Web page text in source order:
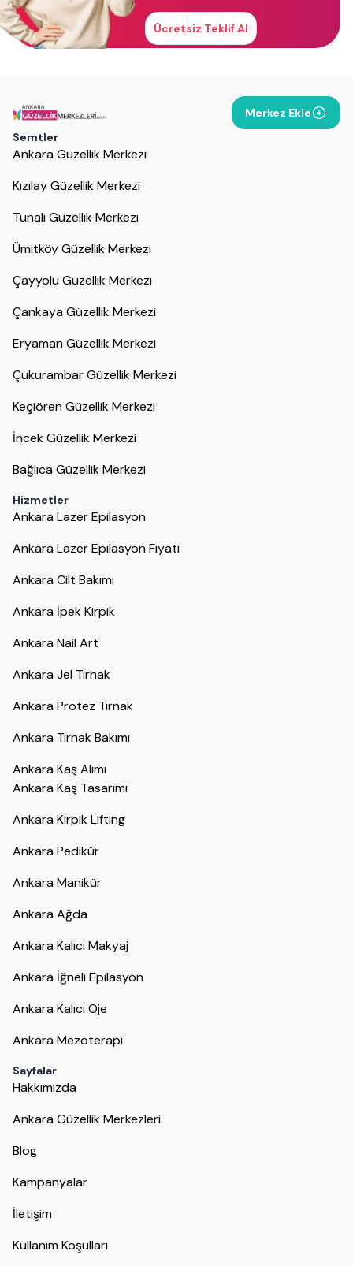
Ücretsiz Teklif Al
Merkez Ekle
Semtler
Ankara Güzellik Merkezi
Kızılay Güzellik Merkezi
Tunalı Güzellik Merkezi
Ümitköy Güzellik Merkezi
Çayyolu Güzellik Merkezi
Çankaya Güzellik Merkezi
Eryaman Güzellik Merkezi
Çukurambar Güzellik Merkezi
Keçiören Güzellik Merkezi
İncek Güzellik Merkezi
Bağlıca Güzellik Merkezi
Hizmetler
Ankara Lazer Epilasyon
Ankara Lazer Epilasyon Fiyatı
Ankara Cilt Bakımı
Ankara İpek Kirpik
Ankara Nail Art
Ankara Jel Tırnak
Ankara Protez Tırnak
Ankara Tırnak Bakımı
Ankara Kaş Alımı
Ankara Kaş Tasarımı
Ankara Kirpik Lifting
Ankara Pedikür
Ankara Manikür
Ankara Ağda
Ankara Kalıcı Makyaj
Ankara İğneli Epilasyon
Ankara Kalıcı Oje
Ankara Mezoterapi
Sayfalar
Hakkımızda
Ankara Güzellik Merkezleri
Blog
Kampanyalar
İletişim
Kullanım Koşulları